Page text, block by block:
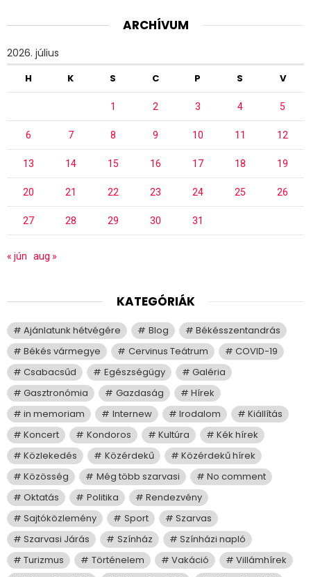
ARCHÍVUM
2026. július
H K S C P S V
1 2 3 4 5
6 7 8 9 10 11 12
13 14 15 16 17 18 19
20 21 22 23 24 25 26
27 28 29 30 31
« jún aug »
KATEGÓRIÁK
Ajánlatunk hétvégére Blog
Békésszentandrás
Békés vármegye
Cervinus Teátrum
COVID-19
Csabacsűd
Egészségügy
Galéria
Gasztronómia
Gazdaság
Hírek
in memoriam
Internew Irodalom
Kiállítás
Koncert
Kondoros Kultúra
Kék hírek
Közlekedés
Közérdekű
Közérdekű hírek
Közösség
Még több szarvasi
No comment
Oktatás
Politika
Rendezvény
Sajtóközlemény
Sport
Szarvas
Szarvasi Járás
Színház
Színházi napló
Turizmus
Történelem Vakáció
Villámhírek